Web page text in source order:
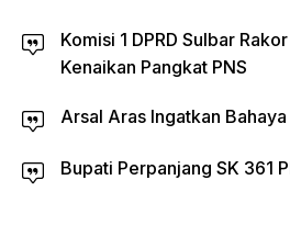
Komisi 1 DPRD Sulbar
Kenaikan Pangkat PNS
Arsal Aras Ingatkan
Bupati Perpanjang SK 361